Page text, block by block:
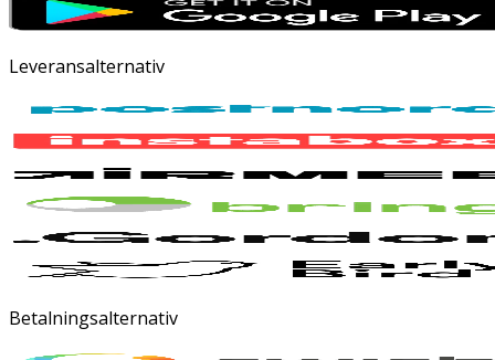
Leveransalternativ
Betalningsalternativ